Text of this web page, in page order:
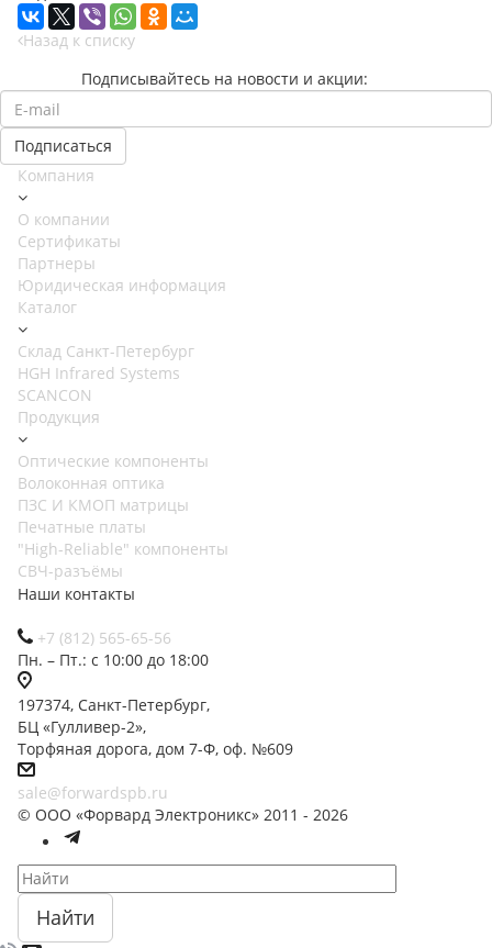
Назад к списку
Подписывайтесь на новости и акции:
Компания
О компании
Сертификаты
Партнеры
Юридическая информация
Каталог
Cклад Санкт-Петербург
HGH Infrared Systems
SCANCON
Продукция
Оптические компоненты
Волоконная оптика
ПЗС И КМОП матрицы
Печатные платы
"High-Reliable" компоненты
СВЧ-разъёмы
Наши контакты
+7 (812) 565-65-56
Пн. – Пт.: с 10:00 до 18:00
197374, Санкт-Петербург,
БЦ «Гулливер-2»,
Торфяная дорога, дом 7-Ф, оф. №609
sale@forwardspb.ru
© ООО «Форвард Электроникс» 2011 - 2026
Найти